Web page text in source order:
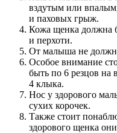
вздутым или
и паховых грыж.
Кожа щенка должна
и перхоти.
От малыша не
Особое внимание
быть по 6 резцов на
4 клыка.
Нос у здорового
сухих корочек.
Также стоит
здорового щенка